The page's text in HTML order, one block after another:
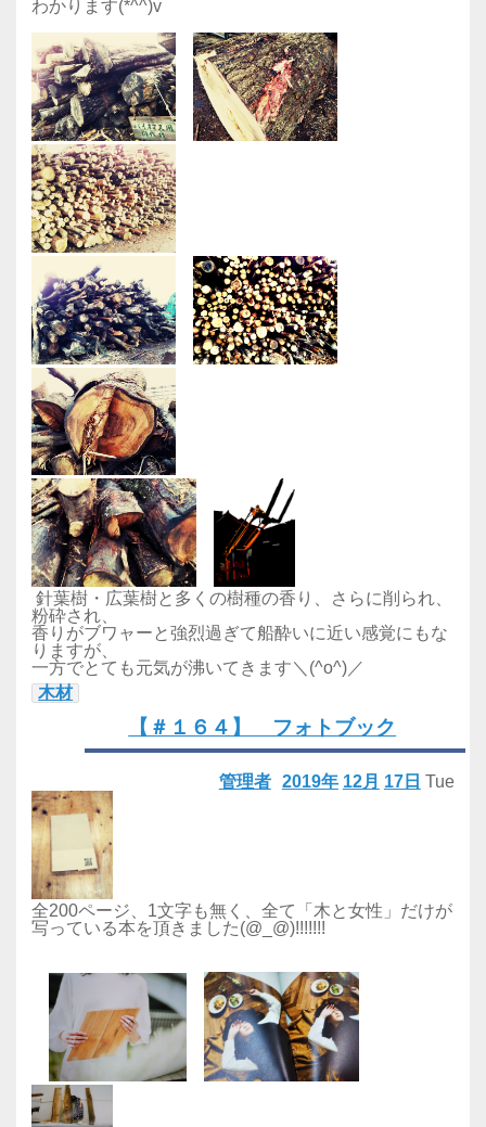
わかります(*^^)v
針葉樹・広葉樹と多くの樹種の香り、さらに削られ、
粉砕され、
香りがブワャーと強烈過ぎて船酔いに近い感覚にもな
りますが、
一方でとても元気が沸いてきます＼(^o^)／
木材
【＃１６４】 フォトブック
2019年 12月 17日 Tue
管理者
全200ページ、1文字も無く、全て「木と女性」だけが
写っている本を頂きました(@_@)!!!!!!!